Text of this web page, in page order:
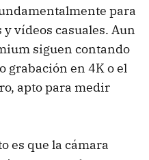
para
vídeos casuales. Aun
siguen contando
grabación en 4K o el
apto para medir
es que la cámara